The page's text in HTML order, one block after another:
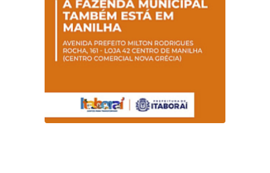
Magalhães Seabra